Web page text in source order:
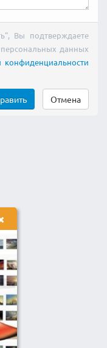
Вы подтверждаете
персональных данных
конфиденциальности
Отмена